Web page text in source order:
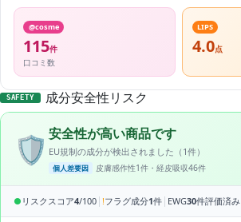
@cosme
115件
口コミ数
LIPS
4.0点
SAFETY 成分安全性リスク
🛡️安全性が高い商品です
EU規制の成分が検出されました（1件）
個人差要因 皮膚感作性1件・経皮吸収46件
● リスクスコア4/100 | !フラグ成分1件 | EWG30件評価済み